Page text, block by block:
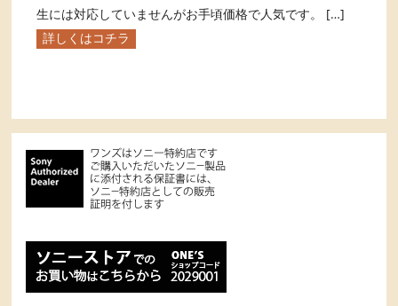
生には対応していませんがお手頃価格で人気です。 […]
詳しくはコチラ